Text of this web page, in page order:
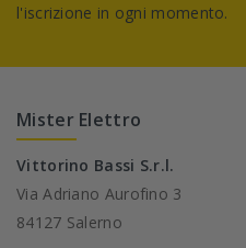
l'iscrizione in ogni momento.
Mister Elettro
Vittorino Bassi S.r.l.
Via Adriano Aurofino 3
84127 Salerno